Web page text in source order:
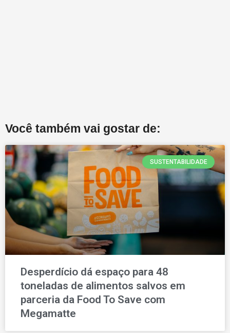
Você também vai gostar de:
SUSTENTABILIDADE
Desperdício dá espaço para 48
toneladas de alimentos salvos em
parceria da Food To Save com
Megamatte